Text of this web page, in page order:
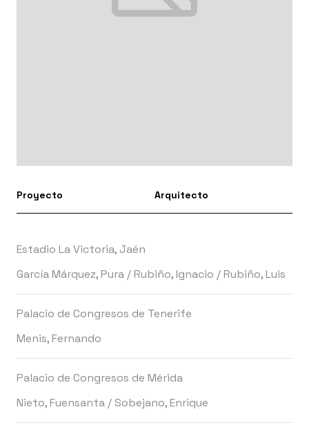
Proyecto Arquitecto
Estadio La Victoria, Jaén
García Márquez, Pura /Rubiño, Ignacio /Rubiño, Luis
Palacio de Congresos de Tenerife
Menis, Fernando
Palacio de Congresos de Mérida
Nieto, Fuensanta / Sobejano, Enrique